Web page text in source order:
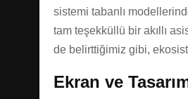
sistemi tabanlı
tam teşekküllü bir akıllı
de belirttiğimiz gibi,
Ekran ve